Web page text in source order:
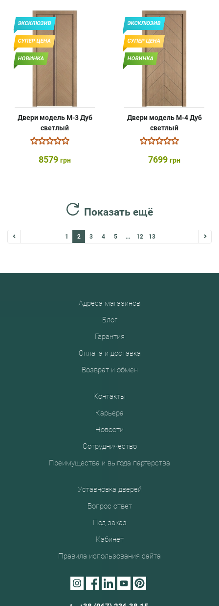
ЭКСКЛЮЗИВ
СУПЕР ЦЕНА
НОВИНКА
Двери модель М-3 Дуб
светлый
8579 грн
ЭКСКЛЮЗИВ
СУПЕР ЦЕНА
НОВИНКА
Двери модель М-4 Дуб
светлый
7699 грн
Показать ещё
1 2 3 4 5 ... 12 13
Адреса магазинов
Блог
Гарантия
Оплата и доставка
Возврат и обмен
Контакты
Карьера
Новости
Сотрудничество
Преимущества и выгода партерства
Уставновка дверей
Вопрос ответ
Под заказ
Кабинет
Правила использования сайта